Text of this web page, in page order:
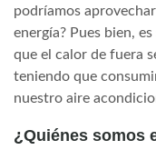
podríamos
energía? Pues bien,
que el calor de fuera
teniendo que
nuestro aire
¿Quiénes somos